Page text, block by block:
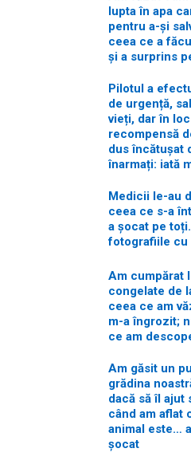
lupta în apa
pentru a-și
ceea ce a
și a surprins
Pilotul a
de urgență,
vieți, dar în
recompensă
dus încătușat
înarmați: iată
Medicii le-au
ceea ce s-a
a șocat pe
fotografiile cu
Am cumpărat
congelate de
ceea ce am
m-a îngrozit;
ce am
Am găsit un
grădina
dacă să îl ajut
când am aflat
animal este…
șocat